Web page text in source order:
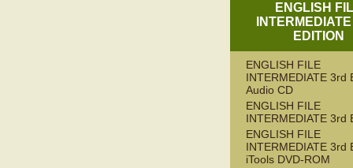
ENGLISH
EDITION
ENGLISH FILE
INTERMEDIATE 3rd
Audio CD
ENGLISH FILE
INTERMEDIATE 3rd
ENGLISH FILE
INTERMEDIATE 3rd
iTools DVD-ROM